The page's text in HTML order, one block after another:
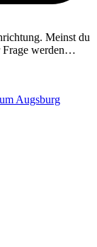
Meinst du
Frage werden…